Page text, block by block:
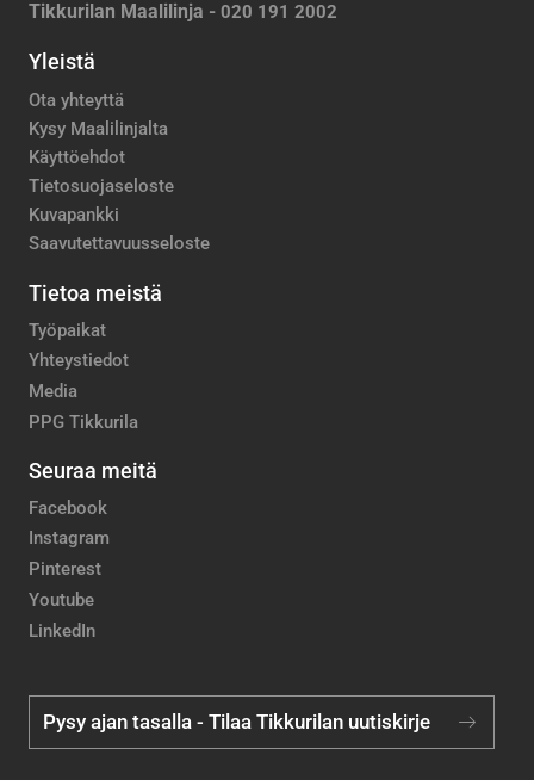
Tikkurilan Maalilinja - 020 191 2002
Yleistä
Ota yhteyttä
Kysy Maalilinjalta
Käyttöehdot
Tietosuojaseloste
Kuvapankki
Saavutettavuusseloste
Tietoa meistä
Työpaikat
Yhteystiedot
Media
PPG Tikkurila
Seuraa meitä
Facebook
Instagram
Pinterest
Youtube
LinkedIn
Pysy ajan tasalla - Tilaa Tikkurilan uutiskirje